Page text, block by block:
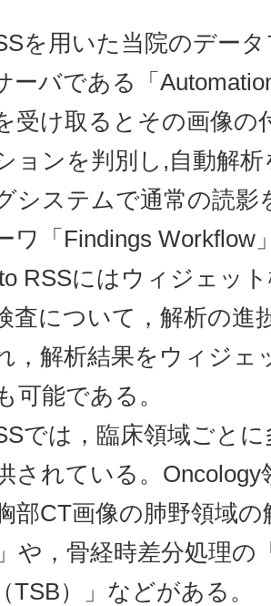
を用いた当院のデー
ーバである「
受け取るとその画像の
ョンを判別し,自動解
システムで通常の読影
ワ「Findings Workflow
RSSにはウィジェッ
査について，解析の進
，解析結果をウィジェ
可能である。
では，臨床領域ごと
されている。
部CT画像の肺野領域
や，骨経時差分処理の
TSB）」などがある。